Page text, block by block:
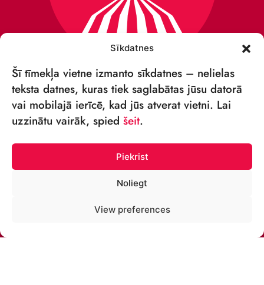
Sīkdatnes
Šī tīmekļa vietne izmanto sīkdatnes – nelielas
teksta datnes, kuras tiek saglabātas jūsu datorā
vai mobilajā ierīcē, kad jūs atverat vietni. Lai
uzzinātu vairāk, spied šeit.
Piekrist
Noliegt
View preferences
VSIA „RĪGAS CIRKS”
Merķeļa iela 4,
Rīga, LV-1050, Latvija
Reģ. Nr.: 40003027789
TĀLRUNIS: